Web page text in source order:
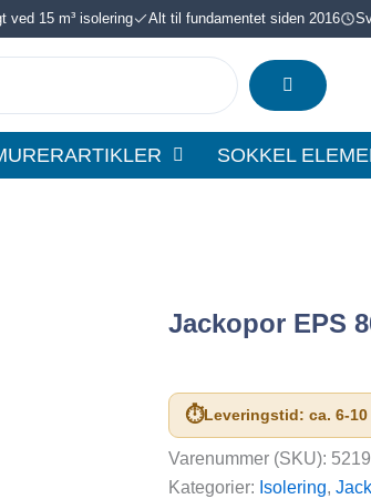
ved 15 m³ isolering Alt til fundamentet siden 2016
SOKKEL
Jackopor EPS
⏱Leveringstid: ca. 6-
Varenummer (SKU):
Kategorier: Isolering,